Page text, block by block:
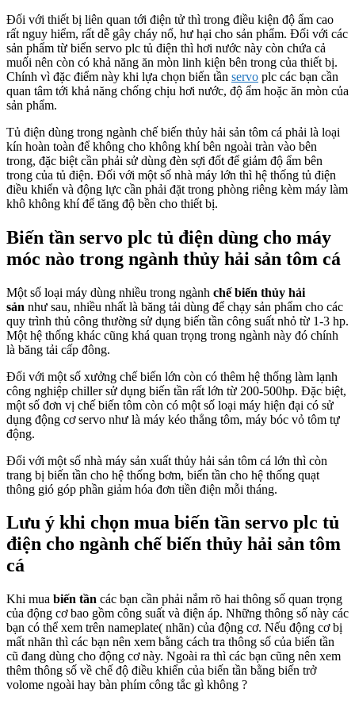
Đối với thiết bị liên quan tới điện tử thì trong điều kiện độ ẩm cao
rất nguy hiểm, rất dễ gây cháy nổ, hư hại cho sản phẩm. Đối với các
sản phẩm từ biển servo plc tủ điện thì hơi nước này còn chứa cả
muối nên còn có khả năng ăn mòn linh kiện bên trong của thiết bị.
Chính vì đặc điểm này khi lựa chọn biến tần servo plc các bạn cần
quan tâm tới khả năng chống chịu hơi nước, độ ẩm hoặc ăn mòn của
sản phẩm.
Tủ điện dùng trong ngành chế biến thủy hải sản tôm cá phải là loại
kín hoàn toàn để không cho không khí bên ngoài tràn vào bên
trong, đặc biệt cần phải sử dùng đèn sợi đốt để giảm độ ẩm bên
trong của tủ điện. Đối với một số nhà máy lớn thì hệ thống tủ điện
điều khiển và động lực cần phải đặt trong phòng riêng kèm máy làm
khô không khí để tăng độ bền cho thiết bị.
Biến tần servo plc tủ điện dùng cho máy
móc nào trong ngành thủy hải sản tôm cá
Một số loại máy dùng nhiều trong ngành chế biến thủy hải
sản như sau, nhiều nhất là băng tải dùng để chạy sản phẩm cho các
quy trình thủ công thường sử dụng biến tần công suất nhỏ từ 1-3 hp.
Một hệ thống khác cũng khá quan trọng trong ngành này đó chính
là băng tải cấp đông.
Đối với một số xưởng chế biến lớn còn có thêm hệ thống làm lạnh
công nghiệp chiller sử dụng biến tần rất lớn từ 200-500hp. Đặc biệt,
một số đơn vị chế biến tôm còn có một số loại máy hiện đại có sử
dụng động cơ servo như là máy kéo thẳng tôm, máy bóc vỏ tôm tự
động.
Đối với một số nhà máy sản xuất thủy hải sản tôm cá lớn thì còn
trang bị biến tần cho hệ thống bơm, biến tần cho hệ thống quạt
thông gió góp phần giảm hóa đơn tiền điện mỗi tháng.
Lưu ý khi chọn mua biến tần servo plc tủ
điện cho ngành chế biến thủy hải sản tôm
cá
Khi mua biến tần các bạn cần phải nắm rõ hai thông số quan trọng
của động cơ bao gồm công suất và điện áp. Những thông số này các
bạn có thể xem trên nameplate( nhãn) của động cơ. Nếu động cơ bị
mất nhãn thì các bạn nên xem bằng cách tra thông số của biến tần
cũ đang dùng cho động cơ này. Ngoài ra thì các bạn cũng nên xem
thêm thông số về chế độ điều khiển của biến tần bằng biến trở
volome ngoài hay bàn phím công tắc gì không ?